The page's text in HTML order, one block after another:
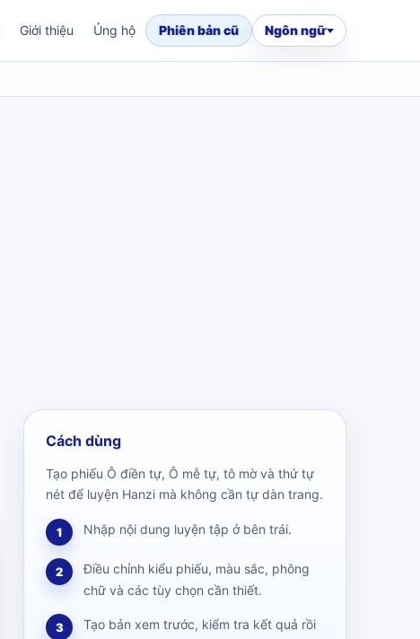
Giới thiệu Ủng hộ Phiên bản cũ Ngôn ngữ
Cách dùng
Tạo phiếu Ô điền tự, Ô mễ tự, tô mờ và thứ tự
nét để luyện Hanzi mà không cần tự dàn trang.
1 Nhập nội dung luyện tập ở bên trái.
2
Điều chỉnh kiểu phiếu, màu sắc, phông
chữ và các tùy chọn cần thiết.
3
Tạo bản xem trước, kiểm tra kết quả rồi